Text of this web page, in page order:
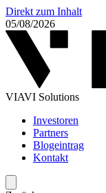
Direkt zum Inhalt
05/08/2026
VIAVI Solutions
Investoren
Partners
Blogeintrag
Kontakt